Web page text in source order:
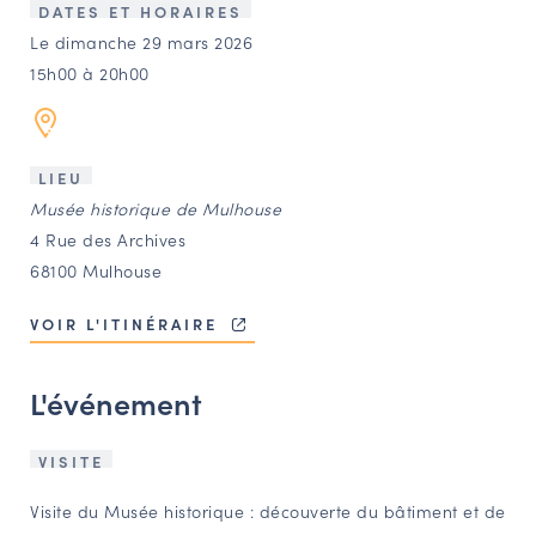
LES ACTIONS PHARES
CONTACT
Agenda
Annuaire
Ressources
OFFRES D’EMPLOI ET DE STAGE
OUTILS EN LIGNE
Espace acteurs
DATES ET HORAIRES
Le dimanche 29 mars 2026
15h00 à 20h00
LIEU
Musée historique de Mulhouse
4 Rue des Archives
68100 Mulhouse
VOIR L'ITINÉRAIRE
L'événement
VISITE
Visite du Musée historique : découverte du bâtiment et de